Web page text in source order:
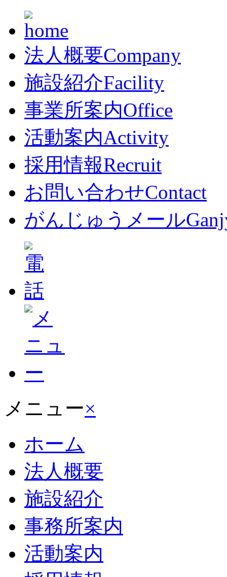
法人概要Company
施設紹介Facility
事業所案内Office
活動案内Activity
採用情報Recruit
お問い合わせContact
がんじゅうメール
メニュー×
ホーム
法人概要
施設紹介
事務所案内
活動案内